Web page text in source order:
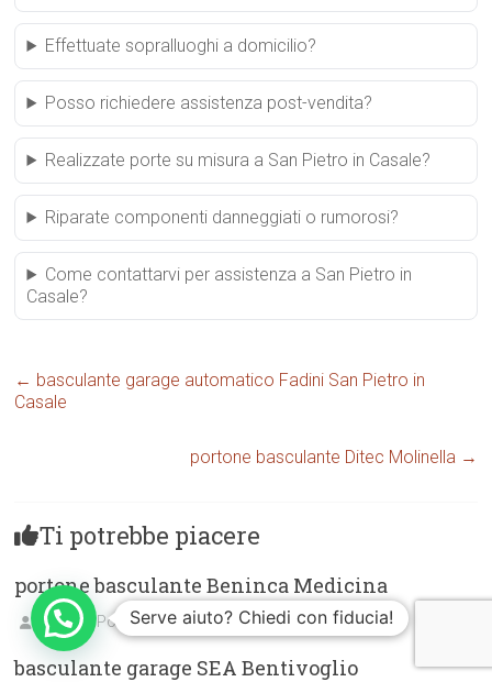
Effettuate sopralluoghi a domicilio?
Posso richiedere assistenza post-vendita?
Realizzate porte su misura a San Pietro in Casale?
Riparate componenti danneggiati o rumorosi?
Come contattarvi per assistenza a San Pietro in
Casale?
← basculante garage automatico Fadini San Pietro in
Casale
portone basculante Ditec Molinella →
Ti potrebbe piacere
portone basculante Beninca Medicina
BolognaPortoniGarage.com 09/01/2025
basculante garage SEA Bentivoglio
Serve aiuto? Chiedi con fiducia!